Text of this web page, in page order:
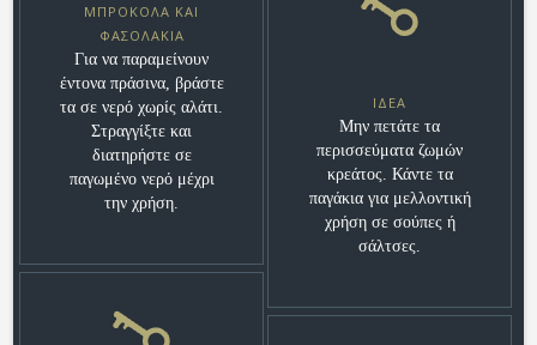
ΜΠΡΌΚΟΛΑ ΚΑΙ
ΦΑΣΟΛΆΚΙΑ
Για να παραμείνουν
έντονα πράσινα, βράστε
τα σε νερό χωρίς αλάτι.
Στραγγίξτε και
διατηρήστε σε
παγωμένο νερό μέχρι
την χρήση.
ΙΔΈΑ
Μην πετάτε τα
περισσεύματα ζωμών
κρεάτος. Κάντε τα
παγάκια για μελλοντική
χρήση σε σούπες ή
σάλτσες.